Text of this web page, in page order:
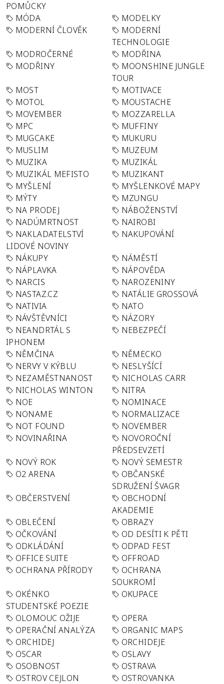
POMŮCKY
MÓDA
MODELKY
MODERNÍ ČLOVĚK
MODERNÍ
TECHNOLOGIE
MODROČERNÉ
MODŘINA
MODŘINY
MOONSHINE JUNGLE
TOUR
MOST
MOTIVACE
MOTOL
MOUSTACHE
MOVEMBER
MOZZARELLA
MPC
MUFFINY
MUGCAKE
MUKURU
MUSLIM
MUZEUM
MUZIKA
MUZIKÁL
MUZIKÁL MEFISTO
MUZIKANT
MYŠLENÍ
MYŠLENKOVÉ MAPY
MÝTY
MZUNGU
NA PRODEJ
NÁBOŽENSTVÍ
NADÚMRTNOST
NAIROBI
NAKLADATELSTVÍ
LIDOVÉ NOVINY
NAKUPOVÁNÍ
NÁKUPY
NÁMĚSTÍ
NÁPLAVKA
NÁPOVĚDA
NARCIS
NAROZENINY
NASTAZ.CZ
NATÁLIE GROSSOVÁ
NATIVIA
NATO
NÁVŠTĚVNÍCI
NÁZORY
NEANDRTÁL S
IPHONEM
NEBEZPEČÍ
NĚMČINA
NĚMECKO
NERVY V KÝBLU
NESLYŠÍCÍ
NEZAMĚSTNANOST
NICHOLAS CARR
NICHOLAS WINTON
NITRA
NOE
NOMINACE
NONAME
NORMALIZACE
NOT FOUND
NOVEMBER
NOVINAŘINA
NOVOROČNÍ
PŘEDSEVZETÍ
NOVÝ ROK
NOVÝ SEMESTR
O2 ARENA
OBČANSKÉ
SDRUŽENÍ ŠVAGR
OBČERSTVENÍ
OBCHODNÍ
AKADEMIE
OBLEČENÍ
OBRAZY
OČKOVÁNÍ
OD DESÍTI K PĚTI
ODKLÁDÁNÍ
ODPAD FEST
OFFICE SUITE
OFFROAD
OCHRANA PŘÍRODY
OCHRANA
SOUKROMÍ
OKÉNKO
STUDENTSKÉ POEZIE
OKUPACE
OLOMOUC OŽIJE
OPERA
OPERAČNÍ ANALÝZA
ORGANIC MAPS
ORCHIDEJ
ORCHIDEJE
OSCAR
OSLAVY
OSOBNOST
OSTRAVA
OSTROV CEJLON
OSTROVANKA